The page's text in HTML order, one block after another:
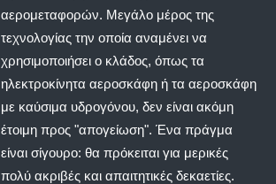
αερομεταφορών. Μεγάλο μέρος της
τεχνολογίας την οποία αναμένει να
χρησιμοποιήσει ο κλάδος, όπως τα
ηλεκτροκίνητα αεροσκάφη ή τα αεροσκάφη
με καύσιμα υδρογόνου, δεν είναι ακόμη
έτοιμη προς "απογείωση". Ένα πράγμα
είναι σίγουρο: θα πρόκειται για μερικές
πολύ ακριβές και απαιτητικές δεκαετίες.